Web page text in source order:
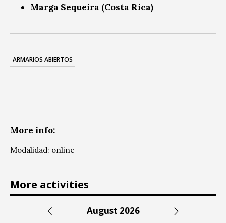
Marga Sequeira (Costa Rica)
ARMARIOS ABIERTOS
More info:
Modalidad: online
More activities
August 2026